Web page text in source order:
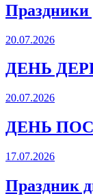
Праздники
20.07.2026
ДЕНЬ
20.07.2026
ДЕНЬ
17.07.2026
Праздник